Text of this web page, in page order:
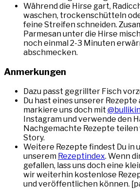
Während die Hirse gart,
waschen, trockenschütteln
feine Streifen schneiden.
Parmesan unter die Hirse
noch einmal 2-3 Minuten
abschmecken.
Anmerkungen
Dazu passt gegrillter Fisch
Du hast eines unserer
markiere uns doch mit
Instagram und verwende den
Nachgemachte Rezepte
Story.
Weitere Rezepte findest Du in
unserem Rezeptindex. Wenn
gefallen, lass uns doch eine
wir weiterhin kostenlose
und veröffentlichen können.